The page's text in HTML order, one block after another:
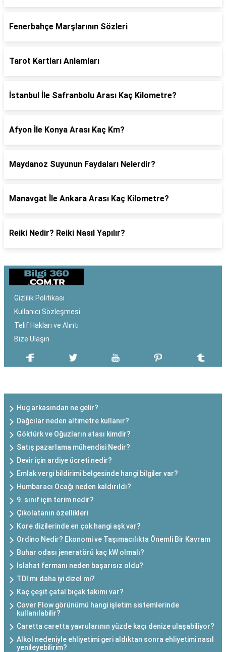
Fenerbahçe Marşlarının Sözleri
Tarot Kartları Anlamları
İstanbul İle Safranbolu Arası Kaç Kilometre?
Afyon İle Konya Arası Kaç Km?
Maydanoz Suyunun Faydaları Nelerdir?
Manavgat İle Ankara Arası Kaç Kilometre?
Reiki Nedir? Reiki Nasıl Yapılır?
Gizlilik Politikası
Kullanıcı Sözleşmesi
Telif Hakları ve Alıntı
Bize Ulaşın
Hug arkasından ne gelir?
Dağcılar neden altimetre kullanır?
Göktürk ve Oğuzların atası kimdir?
Satış pazarlama mühendisi Nedir?
Devir için ardiye ücreti nedir?
Emlak vergi bildirimi belgesinde hangi bilgiler var?
Humbaracı Ocağı neden kaldırıldı?
9. sınıf için terim nedir?
Çikolatanın özellikleri
Kore dizilerinde en çok hangi aşk var?
Ordino Nedir? Ekonomi ve Taşımacılıkta Önemli Bir Kavram
Buhar odası jeneratörü kaç kW olmalı?
Islahat fermanı neden başarısız oldu?
TDI mı daha iyi dizel mi?
Kaç çeşit çatal bıçak takımı var?
Cover Flow görünümü hangi işletim sistemlerinde
kullanılabilir?
Caretta caretta yavrularının yüzde kaçı denize ulaşabiliyor?
Alkol nedeniyle ehliyetimi geri aldıktan sonra ehliyetimi nasıl
yenileyebilirim?